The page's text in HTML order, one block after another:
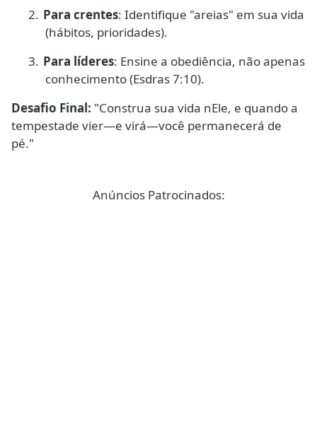
2. Para crentes: Identifique "areias" em sua vida
(hábitos, prioridades).
3. Para líderes: Ensine a obediência, não apenas
conhecimento (Esdras 7:10).
Desafio Final: "Construa sua vida nEle, e quando a
tempestade vier—e virá—você permanecerá de
pé."
Anúncios Patrocinados: